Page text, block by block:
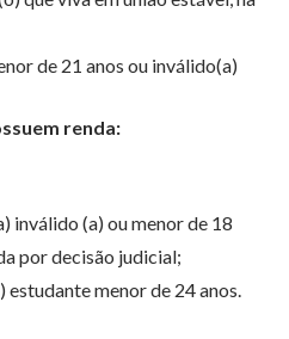
de 21 anos ou inválido(a)
renda:
inválido (a) ou menor de 18
por decisão judicial;
estudante menor de 24 anos.